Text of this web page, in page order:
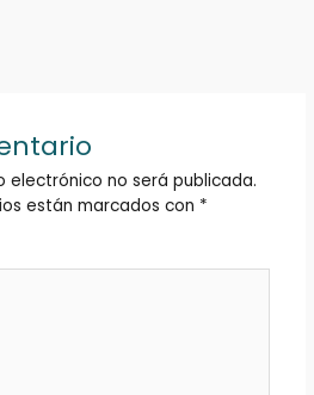
electrónico no será publicada.
están marcados con *